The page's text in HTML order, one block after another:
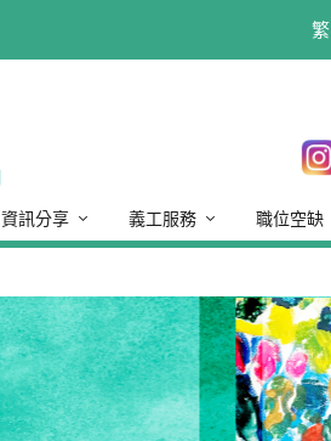
繁
資訊分享 義工服務 職位空缺